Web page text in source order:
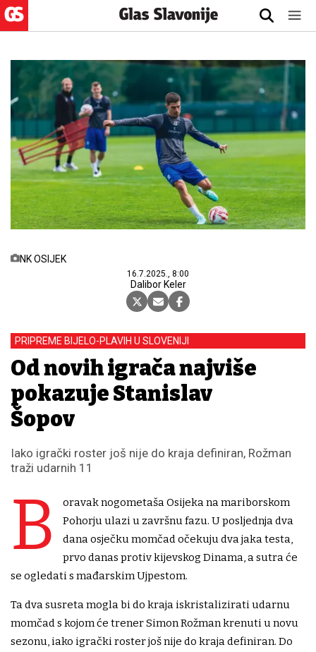
NK OSIJEK
16.7.2025., 8:00
Dalibor Keler
PRIPREME BIJELO-PLAVIH U SLOVENIJI
Od novih igrača najviše
pokazuje Stanislav
Šopov
Iako igrački roster još nije do kraja definiran, Rožman
traži udarnih 11
B
oravak nogometaša Osijeka na mariborskom
Pohorju ulazi u završnu fazu. U posljednja dva
dana osječku momčad očekuju dva jaka testa,
prvo danas protiv kijevskog Dinama, a sutra će
se ogledati s mađarskim Ujpestom.
Ta dva susreta mogla bi do kraja iskristalizirati udarnu
momčad s kojom će trener Simon Rožman krenuti u novu
sezonu, iako igrački roster još nije do kraja definiran. Do